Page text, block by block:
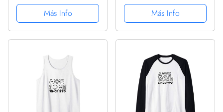
1990 Camiseta
Más Info
1990 Camiseta
Más Info